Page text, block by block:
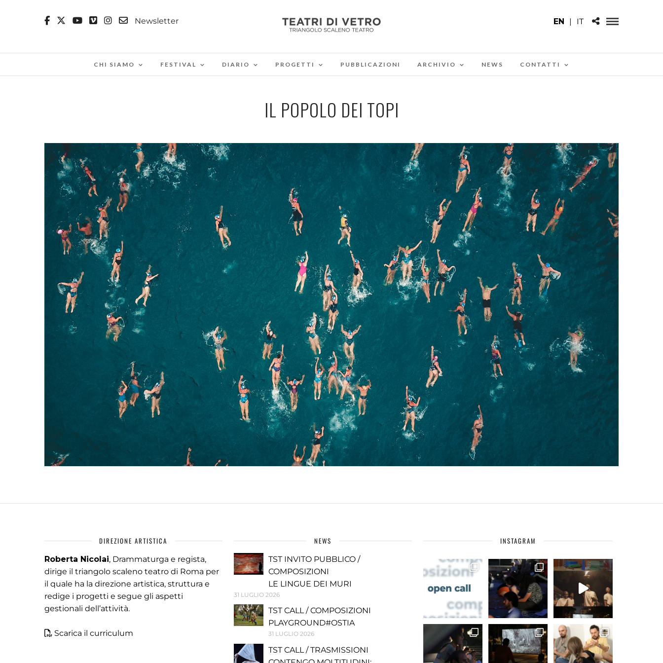
Newsletter EN | IT
CHI SIAMO FESTIVAL DIARIO PROGETTI PUBBLICAZIONI ARCHIVIO NEWS CONTATTI
IL POPOLO DEI TOPI
DIREZIONE ARTISTICA
Roberta Nicolai, Drammaturga e regista,
dirige il triangolo scaleno teatro di Roma per
il quale ha la direzione artistica, struttura e
redige i progetti e segue gli aspetti
gestionali dell’attività.
Scarica il curriculum
NEWS
TST INVITO PUBBLICO /
COMPOSIZIONI
LE LINGUE DEI MURI
31 LUGLIO 2026
TST CALL / COMPOSIZIONI
PLAYGROUND#OSTIA
31 LUGLIO 2026
TST CALL / TRASMISSIONI
INSTAGRAM